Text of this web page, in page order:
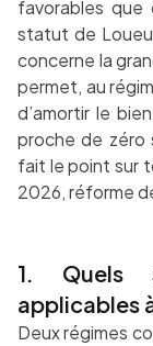
favorables que
statut de
concerne la
permet, au
d’amortir le
proche de zéro
fait le point sur
2026, réforme
1. Quels
applicables
Deux régimes